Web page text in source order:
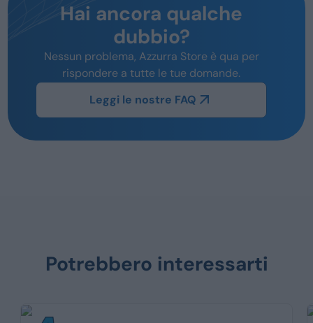
Hai ancora qualche
dubbio?
Nessun problema, Azzurra Store è qua per
rispondere a tutte le tue domande.
Leggi le nostre FAQ
Potrebbero interessarti